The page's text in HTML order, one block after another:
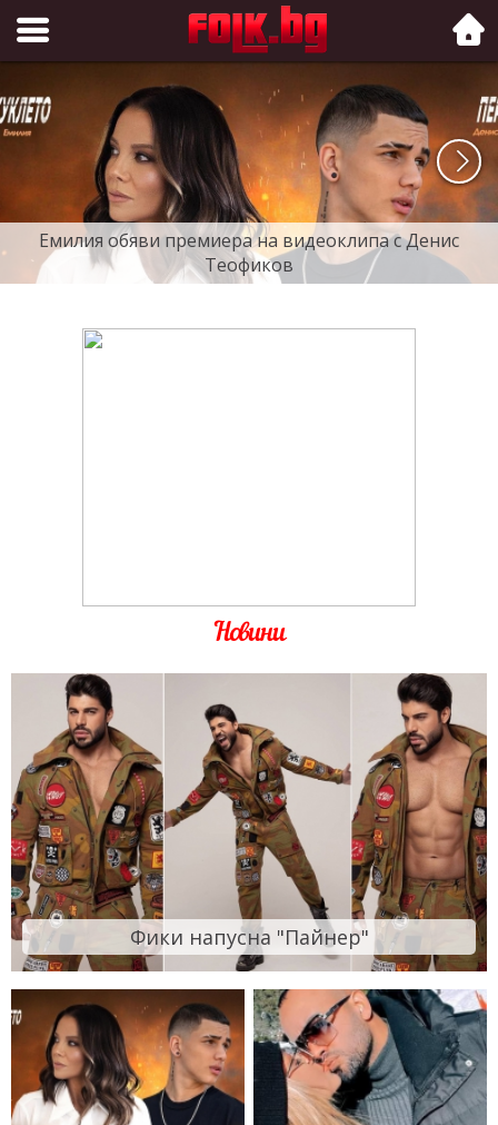
Folk.bg
Емилия обяви премиера на видеоклипа с Денис
Теофиков
Новини
Фики напусна "Пайнер"